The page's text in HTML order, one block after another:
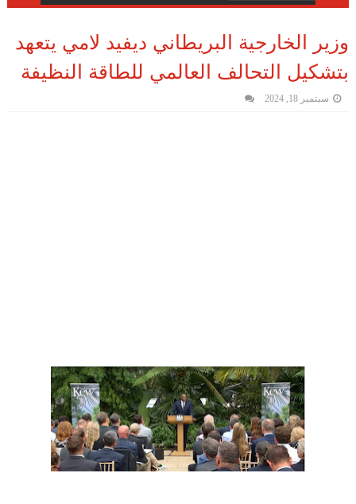
وزير الخارجية البريطاني ديفيد لامي يتعهد
بتشكيل التحالف العالمي للطاقة النظيفة
سبتمبر 18, 2024